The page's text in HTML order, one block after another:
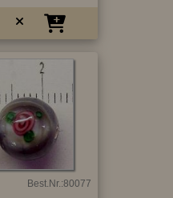
Best.Nr.:80077